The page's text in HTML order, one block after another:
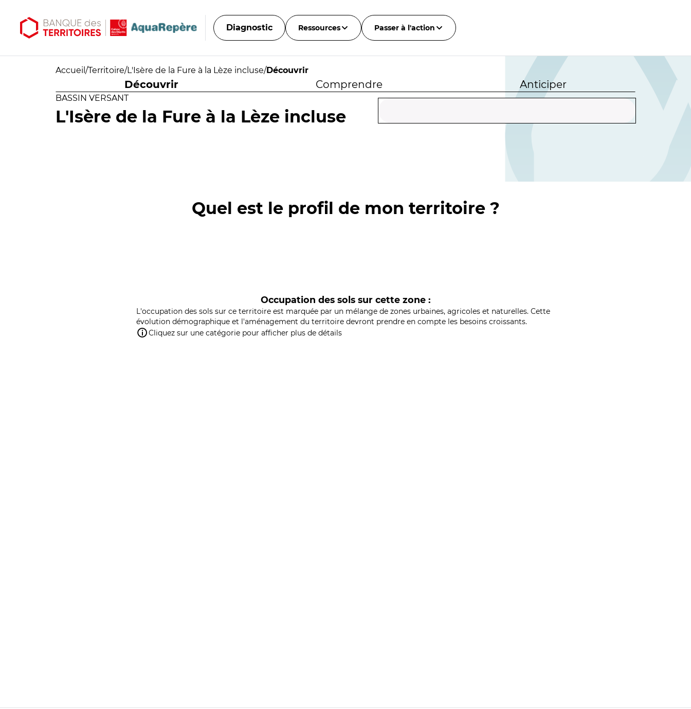
Diagnostic Ressources Passer à l'action
Accueil /Territoire/L'Isère de la Fure à la Lèze incluse/Découvrir
Découvrir Comprendre Anticiper
BASSIN VERSANT
L'Isère de la Fure à la Lèze incluse
Quel est le profil de mon territoire ?
Occupation des sols sur cette zone :
L'occupation des sols sur ce territoire est marquée par un mélange de zones urbaines, agricoles et naturelles. Cette
évolution démographique et l'aménagement du territoire devront prendre en compte les besoins croissants.
Cliquez sur une catégorie pour afficher plus de détails